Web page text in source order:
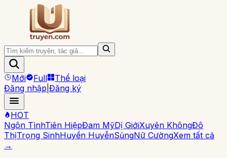
Mới Full
Thể loại
Đăng nhập Đăng ký
HOT
Ngôn TìnhTiên HiệpĐam MỹDị GiớiXuyên KhôngĐô
ThịTrọng SinhHuyền HuyễnSủngNữ CườngXem tất cả
→